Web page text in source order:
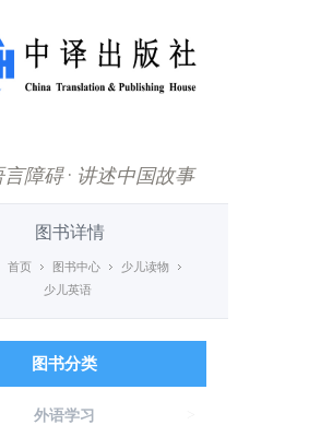
障碍· 讲述中国故事
图书详情
首页 图书中心
少儿读物
少儿英语
图书分类
外语学习